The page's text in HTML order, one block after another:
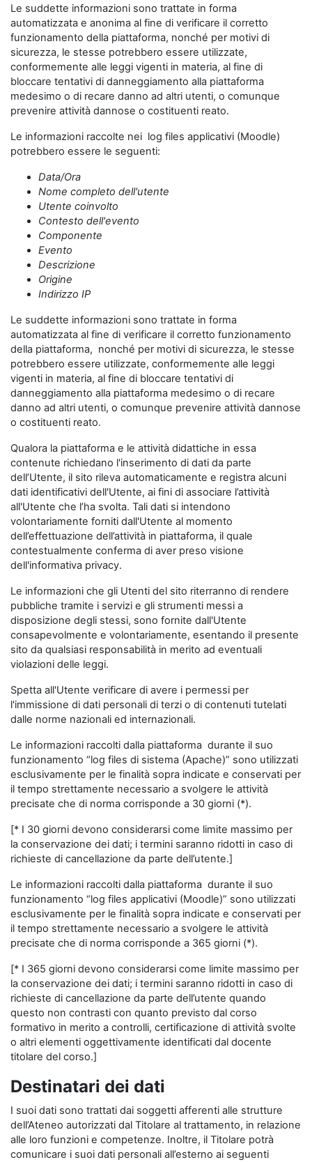
Le suddette informazioni sono trattate in forma
automatizzata e anonima al fine di verificare il corretto
funzionamento della piattaforma, nonché per motivi di
sicurezza, le stesse potrebbero essere utilizzate,
conformemente alle leggi vigenti in materia, al fine di
bloccare tentativi di danneggiamento alla piattaforma
medesimo o di recare danno ad altri utenti, o comunque
prevenire attività dannose o costituenti reato.
Le informazioni raccolte nei log files applicativi (Moodle)
potrebbero essere le seguenti:
Data/Ora
Nome completo dell'utente
Utente coinvolto
Contesto dell'evento
Componente
Evento
Descrizione
Origine
Indirizzo IP
Le suddette informazioni sono trattate in forma
automatizzata al fine di verificare il corretto funzionamento
della piattaforma, nonché per motivi di sicurezza, le stesse
potrebbero essere utilizzate, conformemente alle leggi
vigenti in materia, al fine di bloccare tentativi di
danneggiamento alla piattaforma medesimo o di recare
danno ad altri utenti, o comunque prevenire attività dannose
o costituenti reato.
Qualora la piattaforma e le attività didattiche in essa
contenute richiedano l'inserimento di dati da parte
dell’Utente, il sito rileva automaticamente e registra alcuni
dati identificativi dell'Utente, ai fini di associare l’attività
all'Utente che l’ha svolta. Tali dati si intendono
volontariamente forniti dall'Utente al momento
dell’effettuazione dell’attività in piattaforma, il quale
contestualmente conferma di aver preso visione
dell'informativa privacy.
Le informazioni che gli Utenti del sito riterranno di rendere
pubbliche tramite i servizi e gli strumenti messi a
disposizione degli stessi, sono fornite dall'Utente
consapevolmente e volontariamente, esentando il presente
sito da qualsiasi responsabilità in merito ad eventuali
violazioni delle leggi.
Spetta all'Utente verificare di avere i permessi per
l'immissione di dati personali di terzi o di contenuti tutelati
dalle norme nazionali ed internazionali.
Le informazioni raccolti dalla piattaforma durante il suo
funzionamento “log files di sistema (Apache)” sono utilizzati
esclusivamente per le finalità sopra indicate e conservati per
il tempo strettamente necessario a svolgere le attività
precisate che di norma corrisponde a 30 giorni (*).
[* I 30 giorni devono considerarsi come limite massimo per
la conservazione dei dati; i termini saranno ridotti in caso di
richieste di cancellazione da parte dell’utente.]
Le informazioni raccolti dalla piattaforma durante il suo
funzionamento “log files applicativi (Moodle)” sono utilizzati
esclusivamente per le finalità sopra indicate e conservati per
il tempo strettamente necessario a svolgere le attività
precisate che di norma corrisponde a 365 giorni (*).
[* I 365 giorni devono considerarsi come limite massimo per
la conservazione dei dati; i termini saranno ridotti in caso di
richieste di cancellazione da parte dell’utente quando
questo non contrasti con quanto previsto dal corso
formativo in merito a controlli, certificazione di attività svolte
o altri elementi oggettivamente identificati dal docente
titolare del corso.]
Destinatari dei dati
I suoi dati sono trattati dai soggetti afferenti alle strutture
dell’Ateneo autorizzati dal Titolare al trattamento, in relazione
alle loro funzioni e competenze. Inoltre, il Titolare potrà
comunicare i suoi dati personali all’esterno ai seguenti